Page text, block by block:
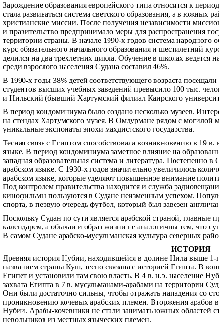
Зарождение образования европейского типа относится к
стала развиваться система светского образования, а в южных
христианские миссии. После получения независимости
и правительство предпринимало меры для распространения
территории страны. В начале 1990-х годов система народного
курс обязательного начального образования и шестилетний
делился на два трехлетних цикла. Обучение в школах ведется
среди взрослого населения Судана составил 46%.
В 1990-х годы 38% детей соответствующего возраста
студентов высших учебных заведений превысило 100 тыс.
и Нильский (бывший Хартумский филиал Каирского
В период кондоминиума было создано несколько музеев.
на стендах Хартумского музея. В Омдурмане рядом с могилой
уникальные экспонаты эпохи махдистского государства.
Тесная связь с Египтом способствовала возникновению в 19
языке. В период кондоминиума заметное влияние на
западная образовательная система и литература. Постепенно в
арабском языке. С 1930-х годов значительно увеличилось
арабском языке, которые уделяют повышенное внимание
Под контролем правительства находится и служба
кинофильмы пользуются в Судане неизменным успехом.
спорта, в первую очередь футбол, который был завезен
Поскольку Судан по сути является арабской страной, главные
календарем, а обычаи и образ жизни не аналогичны тем, что
В самом Судане арабско-мусульманская культура северных
ИСТОРИЯ
Древняя история Нубии, находившейся в долине Нила выше 1-
названием страны Куш, тесно связана с историей Египта. В
Египет и установили там свою власть. В 4 в. н.э. население
захвата Египта в 7 в. мусульманами-арабами на территории
Они были достаточно сильны, чтобы отражать нападения со
проникновению кочевых арабских племен. Вторжения арабов в
Нубии. Арабы-кочевники не стали занимать южных областей
невольников из местных языческих племен.